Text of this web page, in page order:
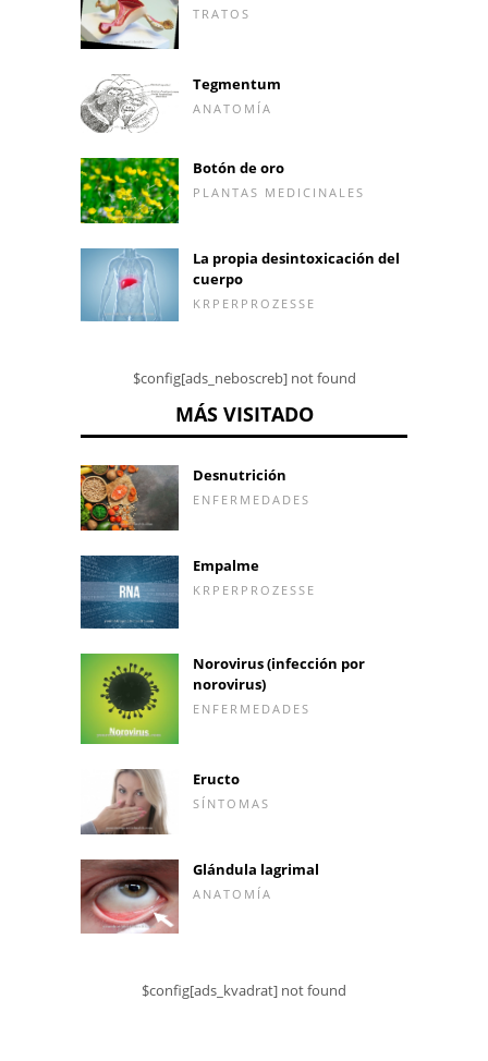
TRATOS
Tegmentum
ANATOMÍA
Botón de oro
PLANTAS MEDICINALES
La propia desintoxicación del
cuerpo
KRPERPROZESSE
$config[ads_neboscreb] not found
MÁS VISITADO
Desnutrición
ENFERMEDADES
Empalme
KRPERPROZESSE
Norovirus (infección por
norovirus)
ENFERMEDADES
Eructo
SÍNTOMAS
Glándula lagrimal
ANATOMÍA
$config[ads_kvadrat] not found